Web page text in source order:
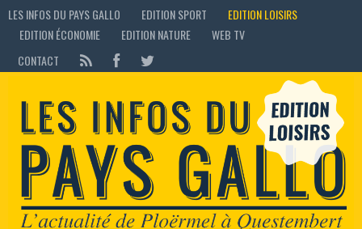
LES INFOS DU PAYS GALLO EDITION SPORT
EDITION LOISIRS
EDITION ÉCONOMIE
EDITION NATURE
WEB TV
CONTACT